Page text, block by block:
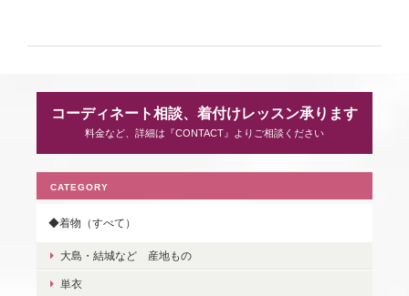
コーディネート相談、着付けレッスン承ります
料金など、詳細は『CONTACT』よりご相談ください
CATEGORY
◆着物（すべて）
大島・結城など 産地もの
単衣